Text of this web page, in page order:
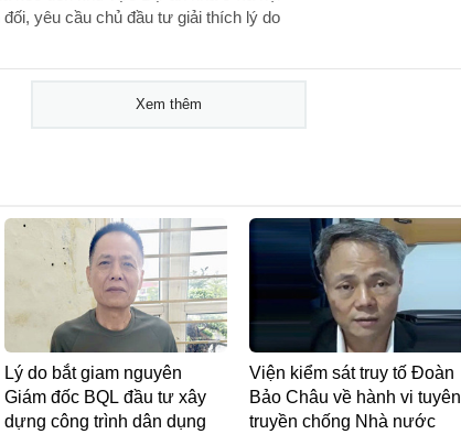
yêu cầu chủ đầu tư giải thích lý do
Xem thêm
Lý do bắt giam nguyên
Giám đốc BQL đầu tư xây
dựng công trình dân dụng
Viện kiểm sát truy tố Đoàn
Bảo Châu về hành vi tuyên
truyền chống Nhà nước